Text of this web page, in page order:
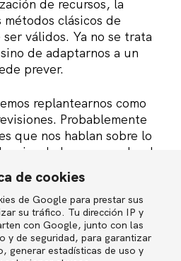
de recursos, la
clásicos de
válidos. Ya no se trata
de adaptarnos a un
prever.
replantearnos como
Probablemente
que nos hablan sobre lo
mejor de los casos sobre lo
casi nunca incluimos
de cosas que podrían
tendemos a
peso de los promedios, y
problemas y las
muchas veces se
de cookies
de Google para prestar sus
su tráfico. Tu dirección IP y
con Google, junto con las
y de seguridad, para garantizar
generar estadísticas de uso y